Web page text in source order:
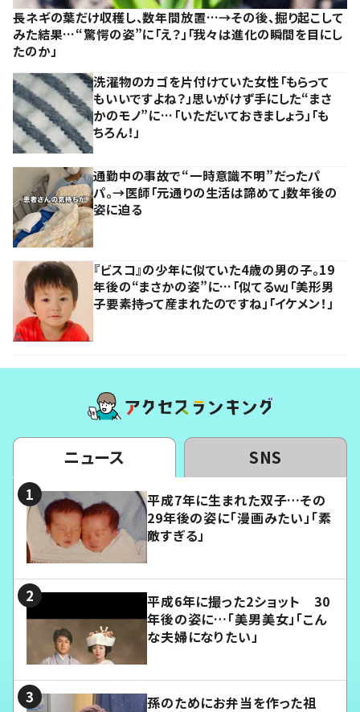
長ネギの葉だけ収穫し、数年間放置…→その後、掘り起こして
みた結果…“驚愕の姿”に「え？」「我々は進化の瞬間を目にし
たのか」
洗濯物のカゴを片付けていた女性「もらって
もいいですよね？」思いがけず手にした“まさ
かのモノ”に…「いただいておきましょう」「も
ちろん！」
通勤中の事故で“一時意識不明”だったパ
パ。→医師「元通りの生活は諦めて」数年後の
姿に迫る
『ビスコ』の少年に似ていた4歳の男の子。19
年後の“まさかの姿”に…「似てるｗ」「美形男
子要素持って産まれたのですね」「イケメン！」
ニュース SNS
平成7年に生まれた双子…その
29年後の姿に「漫画みたい」「素
敵すぎる」
平成6年に撮った2ショット 30
年後の姿に…「美男美女」「こん
な夫婦になりたい」
孫のためにお弁当を作った祖